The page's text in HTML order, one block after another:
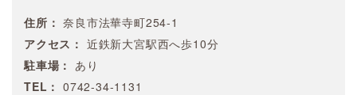
住所： 奈良市法華寺町254-1
アクセス： 近鉄新大宮駅西へ歩10分
駐車場： あり
TEL： 0742-34-1131